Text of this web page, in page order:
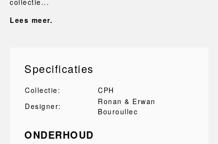
collectie...
Lees meer.
Specificaties
Collectie:
CPH
Designer:
Ronan & Erwan
Bouroullec
ONDERHOUD